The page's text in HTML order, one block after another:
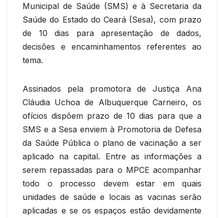
Municipal de Saúde (SMS) e à Secretaria da
Saúde do Estado do Ceará (Sesa), com prazo
de 10 dias para apresentação de dados,
decisões e encaminhamentos referentes ao
tema.
Assinados pela promotora de Justiça Ana
Cláudia Uchoa de Albuquerque Carneiro, os
ofícios dispõem prazo de 10 dias para que a
SMS e a Sesa enviem à Promotoria de Defesa
da Saúde Pública o plano de vacinação a ser
aplicado na capital. Entre as informações a
serem repassadas para o MPCE acompanhar
todo o processo devem estar em quais
unidades de saúde e locais as vacinas serão
aplicadas e se os espaços estão devidamente